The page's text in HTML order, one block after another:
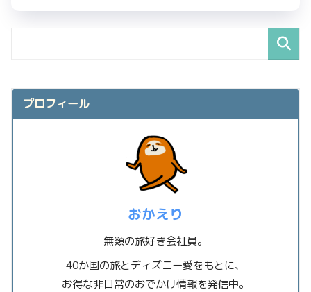
プロフィール
おかえり
無類の旅好き会社員。
40か国の旅とディズニー愛をもとに、
お得な非日常のおでかけ情報を発信中。